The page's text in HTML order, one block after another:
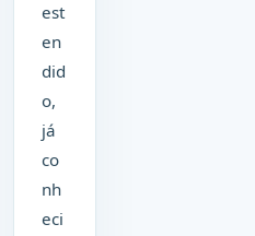
est
en
did
o,
já
co
nh
eci